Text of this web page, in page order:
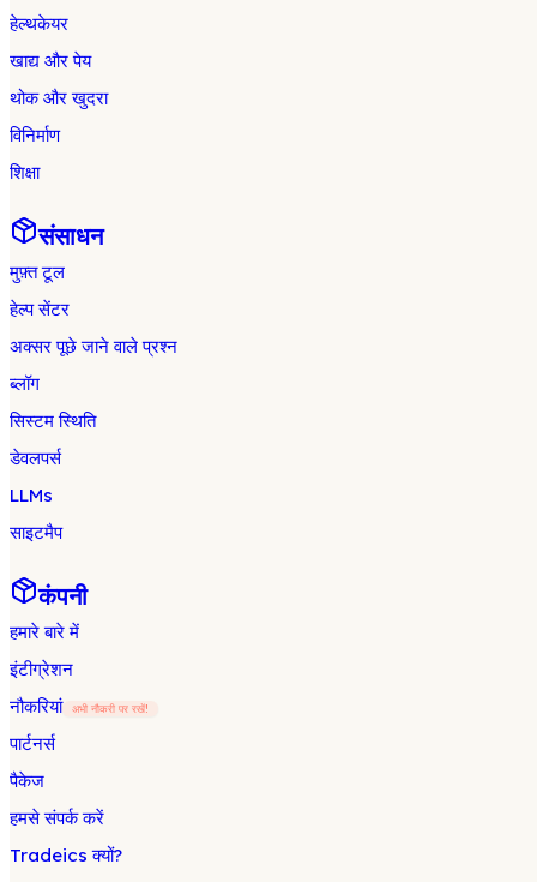
हेल्थकेयर
खाद्य और पेय
थोक और खुदरा
विनिर्माण
शिक्षा
संसाधन
मुफ़्त टूल
हेल्प सेंटर
अक्सर पूछे जाने वाले प्रश्न
ब्लॉग
सिस्टम स्थिति
डेवलपर्स
LLMs
साइटमैप
कंपनी
हमारे बारे में
इंटीग्रेशन
नौकरियां
अभी नौकरी पर रखें!
पार्टनर्स
पैकेज
हमसे संपर्क करें
Tradeics क्यों?